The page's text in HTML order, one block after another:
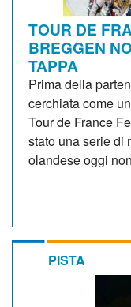
TOUR DE
BREGGEN
TAPPA
Prima della
cerchiata come
Tour de France
stato una serie di
olandese oggi
PISTA